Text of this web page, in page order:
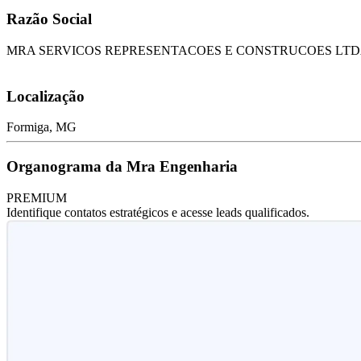
Razão Social
MRA SERVICOS REPRESENTACOES E CONSTRUCOES
Localização
Formiga, MG
Organograma da Mra Engenharia
PREMIUM
Identifique contatos estratégicos e acesse leads qualificados.